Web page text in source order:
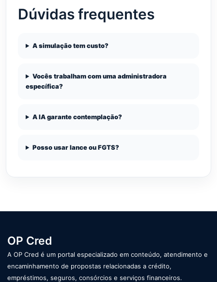
Dúvidas frequentes
A simulação tem custo?
Vocês trabalham com uma administradora
específica?
A IA garante contemplação?
Posso usar lance ou FGTS?
OP Cred
A OP Cred é um portal especializado em conteúdo, atendimento e
encaminhamento de propostas relacionadas a crédito,
empréstimos, seguros, consórcios e serviços financeiros.